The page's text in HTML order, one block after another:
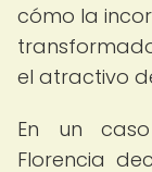
cómo la
el atractivo
En un
Florencia